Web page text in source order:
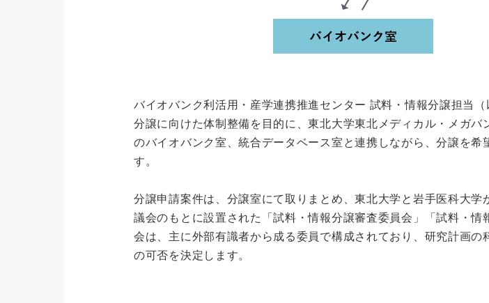
バイオバンク利活用・産学連携推進センター 試料・情報分譲担当
分譲に向けた体制整備を目的に、東北大学東北メディカル・メガ
のバイオバンク室、統合データベース室と連携しながら、分譲を
す。
分譲申請案件は、分譲室にて取りまとめ、東北大学と岩手医科大
議会のもとに設置された「試料・情報分譲審査委員会」「試料・
会は、主に外部有識者から成る委員で構成されており、研究計画
の可否を決定します。